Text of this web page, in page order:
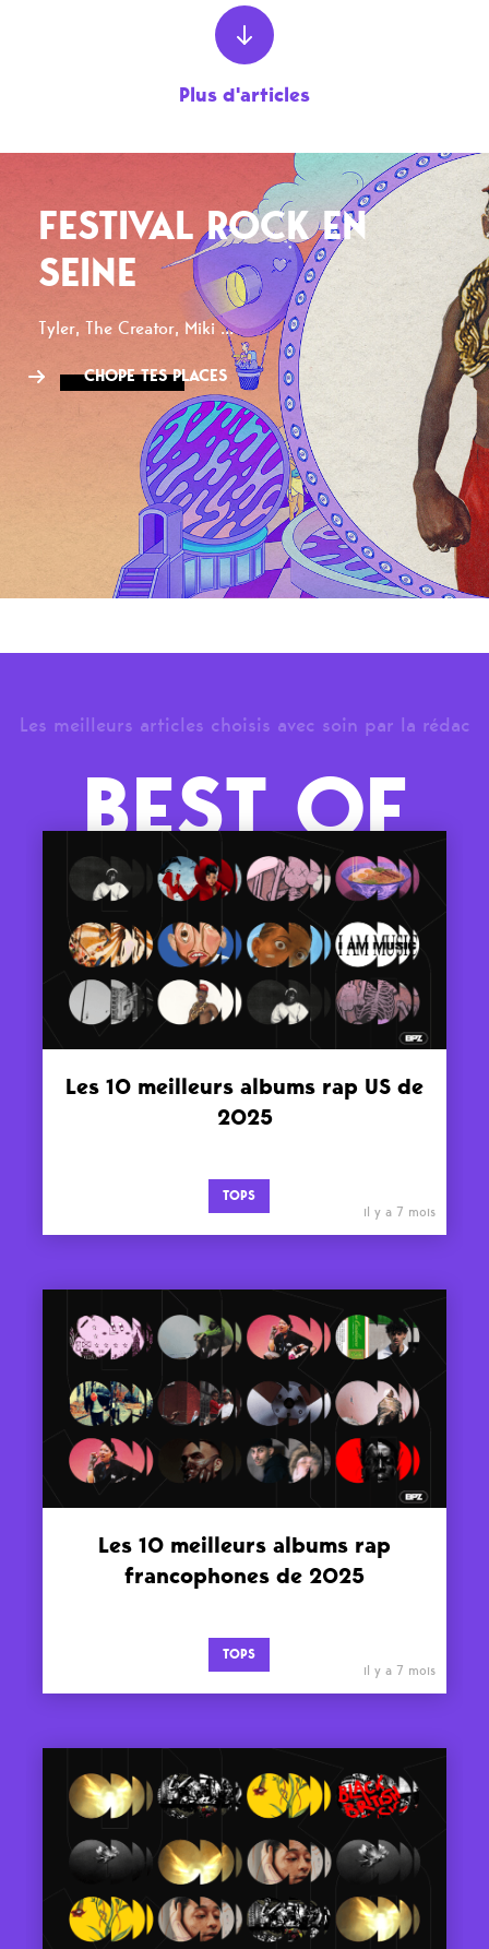
Plus d'articles
FESTIVAL ROCK EN
SEINE
Tyler, The Creator, Miki ...
CHOPE TES PLACES
Les meilleurs articles choisis avec soin par la rédac
BEST OF
Les 10 meilleurs albums rap US de
2025
TOPS
il y a 7 mois
Les 10 meilleurs albums rap
francophones de 2025
TOPS
il y a 7 mois